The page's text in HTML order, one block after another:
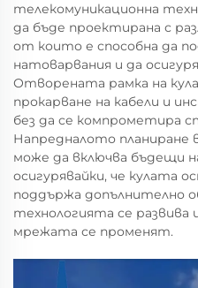
телекомуникационна
да бъде проектирана с
от които е способна да
натоварвания и да
Отворената рамка на
прокарване на кабели и
без да се компрометира
Напредналото планиране
може да включва бъдещи
осигурявайки, че кулата
поддържа допълнително
технологията се развива
мрежата се променят.